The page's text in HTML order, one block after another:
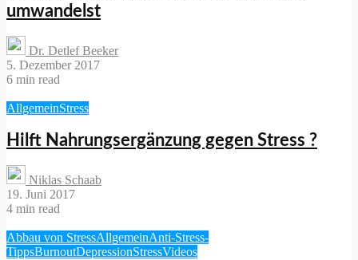
umwandelst
Dr. Detlef Beeker
5. Dezember 2017
6 min read
AllgemeinStress
Hilft Nahrungsergänzung gegen Stress ?
Niklas Schaab
19. Juni 2017
4 min read
Abbau von StressAllgemeinAnti-Stress-
TippsBurnoutDepressionStressVideos